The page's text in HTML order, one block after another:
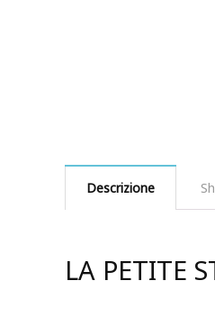
Descrizione
LA PETITE